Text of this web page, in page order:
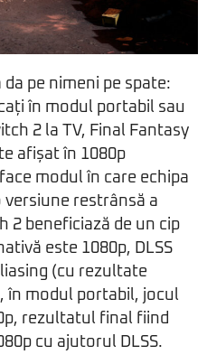
pe nimeni pe spate:
în modul portabil sau
2 la TV, Final Fantasy
afișat în 1080p
modul în care echipa
restrânsă a
2 beneficiază de un cip
este 1080p, DLSS
(cu rezultate
în modul portabil, jocul
rezultatul final fiind
cu ajutorul DLSS.